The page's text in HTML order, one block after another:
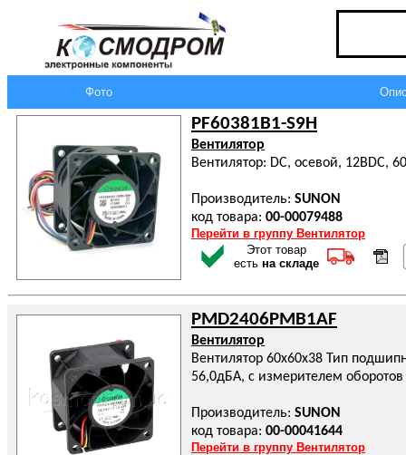
Фото
PF60381B1-S9H
Вентилятор
Вентилятор: DC, осевой, 12ВDC,
Производитель: SUNON
код товара: 00-00079488
Перейти в группу Вентилятор
Этот товар
есть на складе
PMD2406PMB1AF
Вентилятор
Вентилятор 60x60x38 Тип
56,0дБА, с измерителем оборотов
Производитель: SUNON
код товара: 00-00041644
Перейти в группу Вентилятор